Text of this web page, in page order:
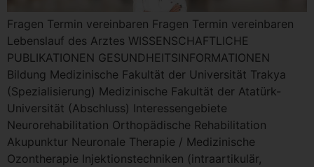
Fragen Termin vereinbaren Fragen Termin vereinbaren
Lebenslauf des Arztes WISSENSCHAFTLICHE
PUBLIKATIONEN GESUNDHEITSINFORMATIONEN
Bildung Medizinische Fakultät der Universität Trakya
(Spezialisierung) Medizinische Fakultät der Atatürk-
Universität (Abschluss) Interessengebiete
Neurorehabilitation Orthopädische Rehabilitation
Akupunktur Neuronale Therapie / Medizinische
Ozontherapie Injektionstechniken (intraartikulär,